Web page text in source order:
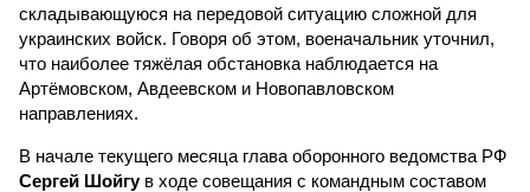
складывающуюся на передовой ситуацию сложной для
украинских войск. Говоря об этом, военачальник уточнил,
что наиболее тяжёлая обстановка наблюдается на
Артёмовском, Авдеевском и Новопавловском
направлениях.
В начале текущего месяца глава оборонного ведомства РФ
Сергей Шойгув ходе совещания с командным составом